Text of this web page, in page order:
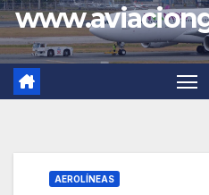
AEROLÍNEAS